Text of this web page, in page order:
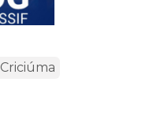
Criciúma